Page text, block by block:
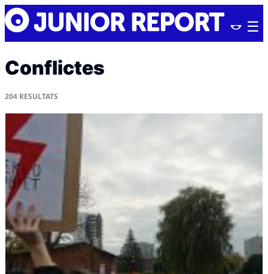
Skip
to
content
Junior
Report
Conflictes
204 RESULTATS